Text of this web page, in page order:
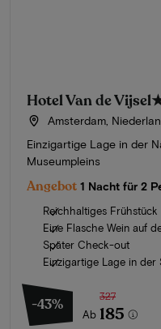
Hotel Van de Vijsel
Amsterdam,
Einzigartige Lage in der
Museumpleins
Angebot 1 Nacht für 2
Reichhaltiges Frühstück
Eine Flasche Wein auf
Später Check-out
Einzigartige Lage in der
-43%
Ab
327
185